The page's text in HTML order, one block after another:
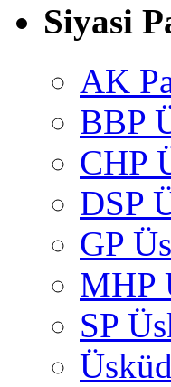
Siyasi
AK
BBP
CHP
DSP
GP
MHP
SP